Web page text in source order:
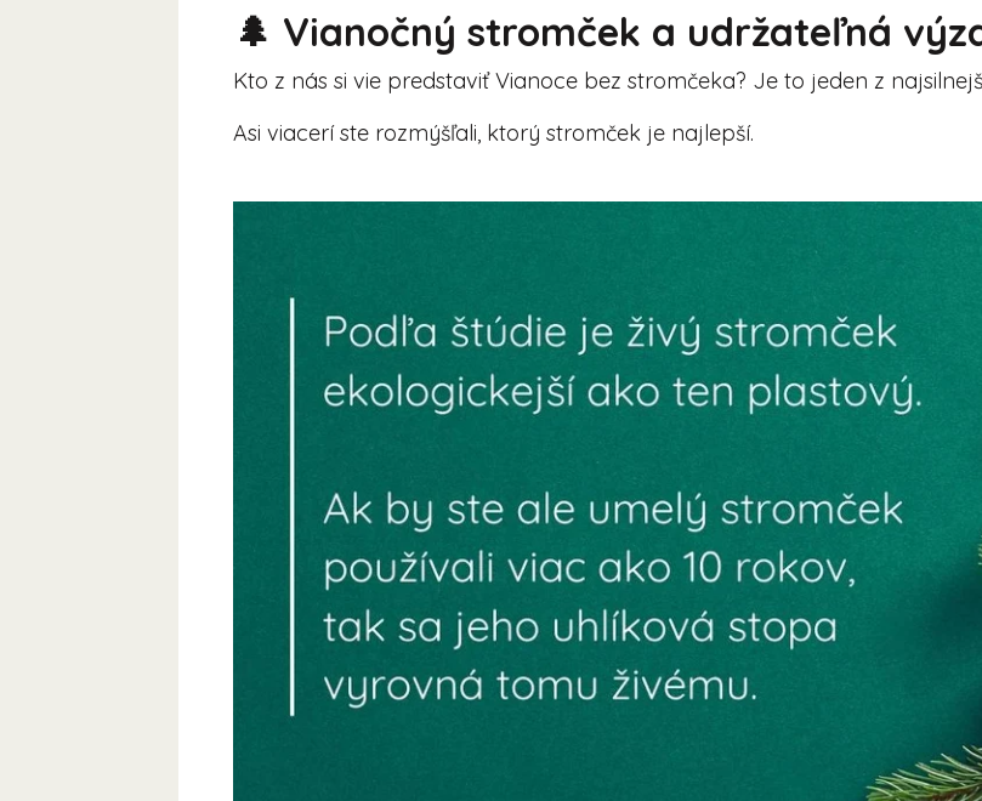
🌲 Vianočný stromček a udržateľná
Kto z nás si vie predstaviť Vianoce bez stromčeka? Je to jeden z
Asi viacerí ste rozmýšľali, ktorý stromček je najlepší.